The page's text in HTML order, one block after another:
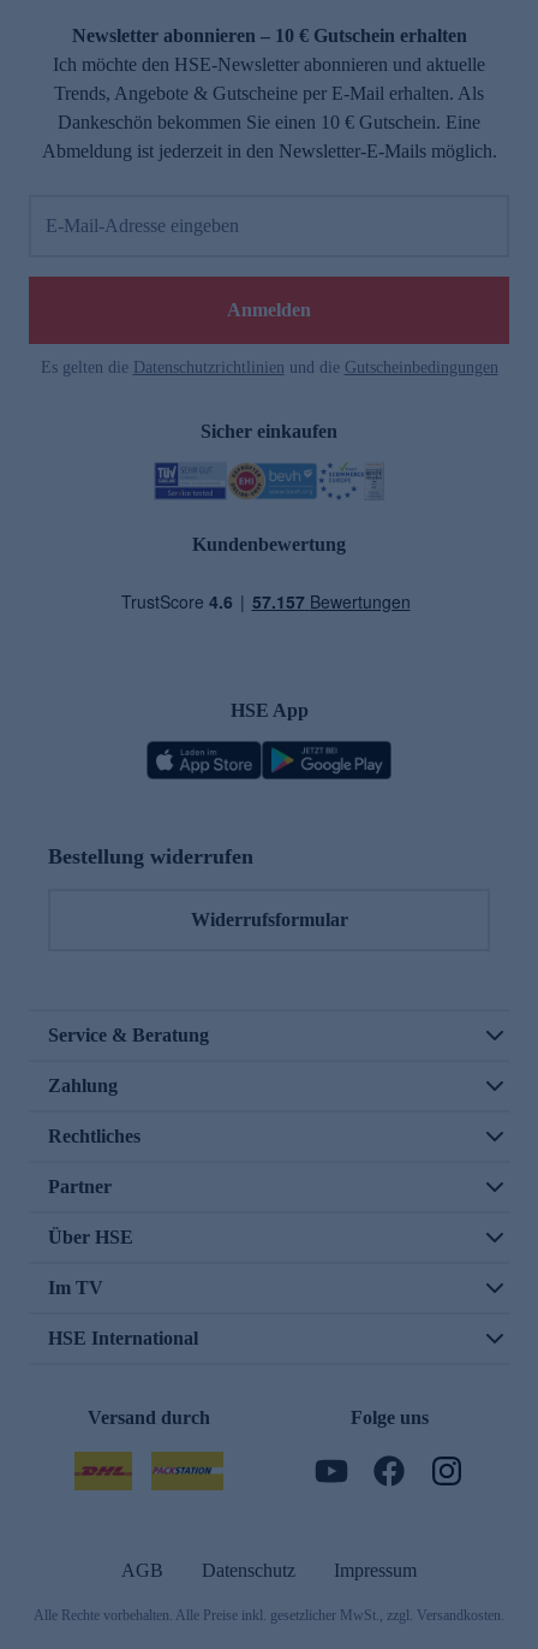
Newsletter abonnieren – 10 € Gutschein erhalten
Ich möchte den HSE-Newsletter abonnieren und aktuelle
Trends, Angebote & Gutscheine per E-Mail erhalten. Als
Dankeschön bekommen Sie einen 10 € Gutschein. Eine
Abmeldung ist jederzeit in den Newsletter-E-Mails möglich.
E-Mail-Adresse eingeben
Anmelden
Es gelten die Datenschutzrichtlinien und die Gutscheinbedingungen
Sicher einkaufen
Kundenbewertung
HSE App
Bestellung widerrufen
Widerrufsformular
Service & Beratung
Zahlung
Rechtliches
Partner
Über HSE
Im TV
HSE International
Versand durch Folge uns
AGB Datenschutz Impressum
Alle Rechte vorbehalten. Alle Preise inkl. gesetzlicher MwSt., zzgl. Versandkosten.